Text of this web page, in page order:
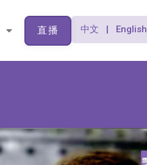
直播 中文 | English